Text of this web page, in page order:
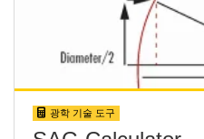
광학 기술 도구